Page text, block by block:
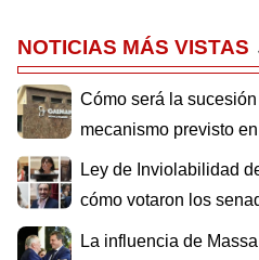
NOTICIAS MÁS VISTAS
Cómo será la
mecanismo previsto
Ley de Inviolabilidad
cómo votaron los
La influencia de